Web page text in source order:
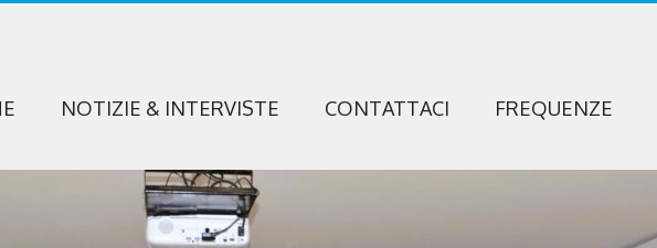
NOTIZIE & INTERVISTE CONTATTACI FREQUENZE